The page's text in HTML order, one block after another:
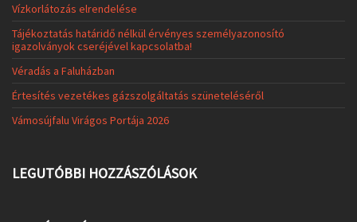
Vízkorlátozás elrendelése
Tájékoztatás határidő nélkül érvényes személyazonosító
igazolványok cseréjével kapcsolatba!
Véradás a Faluházban
Értesítés vezetékes gázszolgáltatás szüneteléséről
Vámosújfalu Virágos Portája 2026
LEGUTÓBBI HOZZÁSZÓLÁSOK